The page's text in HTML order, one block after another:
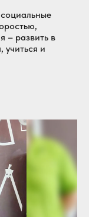
– развить в
учиться и